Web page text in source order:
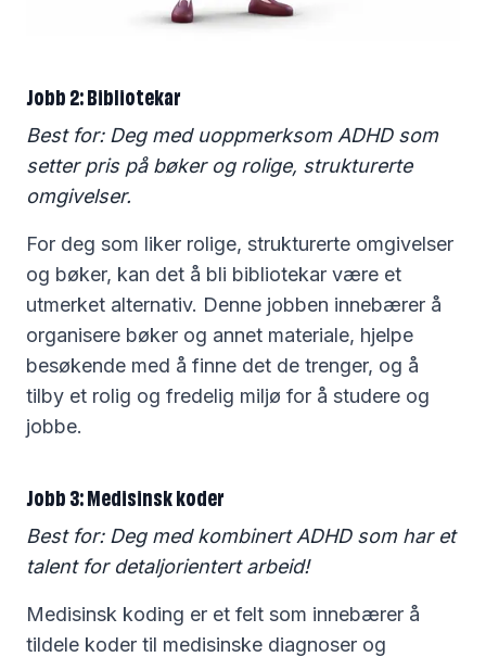
Jobb 2: Bibliotekar
Best for: Deg med uoppmerksom ADHD som
setter pris på bøker og rolige, strukturerte
omgivelser.
For deg som liker rolige, strukturerte omgivelser
og bøker, kan det å bli bibliotekar være et
utmerket alternativ. Denne jobben innebærer å
organisere bøker og annet materiale, hjelpe
besøkende med å finne det de trenger, og å
tilby et rolig og fredelig miljø for å studere og
jobbe.
Jobb 3: Medisinsk koder
Best for: Deg med kombinert ADHD som har et
talent for detaljorientert arbeid!
Medisinsk koding er et felt som innebærer å
tildele koder til medisinske diagnoser og